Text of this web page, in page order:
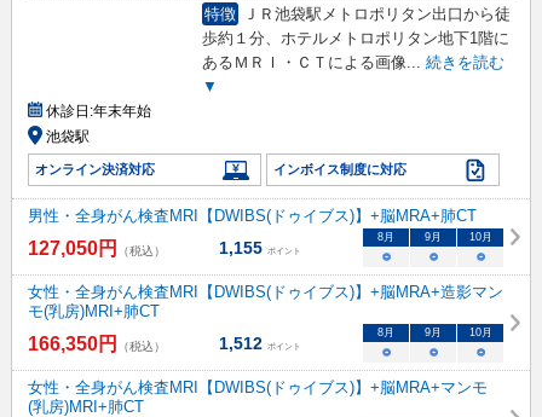
特徴
ＪＲ池袋駅メトロポリタン出口から徒
歩約１分、ホテルメトロポリタン地下1階に
あるＭＲＩ・ＣＴによる画像... 続きを読む
▼
休診日:年末年始
池袋駅
オンライン決済対応 インボイス制度に対応
男性・全身がん検査MRI【DWIBS(ドゥイブス)】+脳MRA+肺CT
127,050円 （税込） 1,155 ポイント
8月 9月 10月
○ ○ ○
女性・全身がん検査MRI【DWIBS(ドゥイブス)】+脳MRA+造影マン
モ(乳房)MRI+肺CT
166,350円 （税込） 1,512 ポイント
8月 9月 10月
○ ○ ○
女性・全身がん検査MRI【DWIBS(ドゥイブス)】+脳MRA+マンモ
(乳房)MRI+肺CT